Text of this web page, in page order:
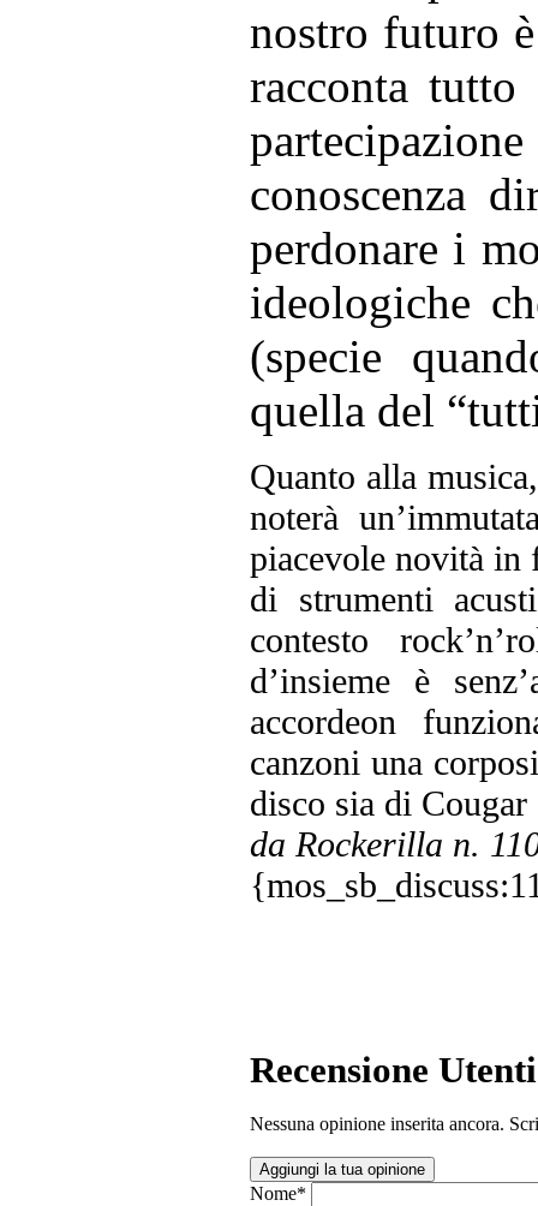
nostro futuro
racconta tutto
conoscenza
perdonare i
ideologiche
(specie
quella del
Quanto alla
noterà
piacevole novità in
di strumenti
contesto
d’insieme è
accordeon
canzoni una
disco sia di
da Rockerilla n.
Recensione Utenti
Nessuna opinione inserita ancora.
Aggiungi la tua opinione
Nome*